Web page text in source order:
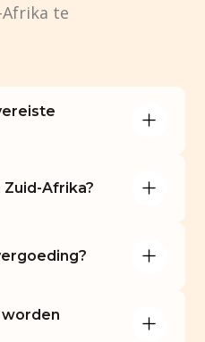
te
Afrika?
worden